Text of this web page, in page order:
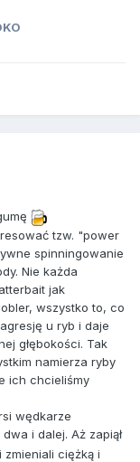
tzw. "power
spinningowanie
Nie każda
jak
wszystko to, co
u ryb i daje
głębokości. Tak
namierza ryby
ich chcieliśmy
wędkarze
i dalej. Aż zapiął
zmieniali ciężką i